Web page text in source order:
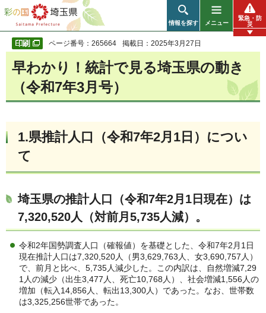
彩の国 埼玉県
情報を探す メニュー
緊急・防
災
ページ番号：265664 掲載日：2025年3月27日
早わかり！統計で見る埼玉県の動き
（令和7年3月号）
1.県推計人口（令和7年2月1日） につい
て
埼玉県の推計人口（令和7年2月1日現在）は
7,320,520人（対前月5,735人減）。
令和2年国勢調査人口（確報値）を基礎とした、令和7年2月1日
現在推計人口は7,320,520人（男3,629,763人、女3,690,757人）
で、前月と比べ、5,735人減少した。この内訳は、自然増減7,29
1人の減少（出生3,477人、死亡10,768人）、社会増減1,556人の
増加（転入14,856人、転出13,300人）であった。なお、世帯数
は3,325,256世帯であった。